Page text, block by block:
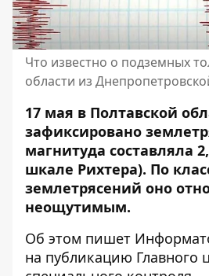
Что известно о подземных
области из
17 мая в Полтавской
зафиксировано
магнитуда составляла
шкале Рихтера). По
землетрясений оно
неощутимым.
Об этом пишет
на публикацию Главного